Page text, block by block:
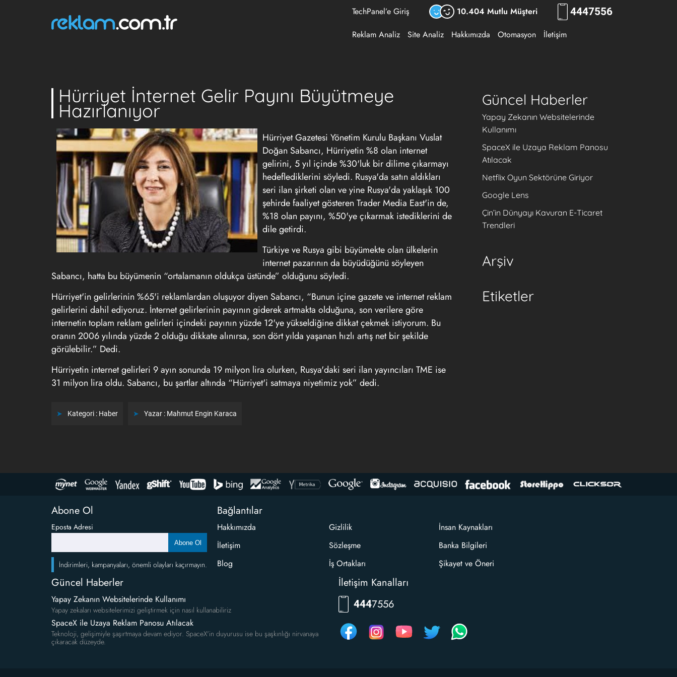
TechPanel’e Giriş 10.404 Mutlu Müşteri 4447556
Reklam Analiz Site Analiz Hakkımızda Otomasyon İletişim
Hürriyet İnternet Gelir Payını Büyütmeye
Hazırlanıyor
Hürriyet Gazetesi Yönetim Kurulu Başkanı Vuslat
Doğan Sabancı, Hürriyetin %8 olan internet
gelirini, 5 yıl içinde %30'luk bir dilime çıkarmayı
hedeflediklerini söyledi. Rusya'da satın aldıkları
seri ilan şirketi olan ve yine Rusya'da yaklaşık 100
şehirde faaliyet gösteren Trader Media East'in de,
%18 olan payını, %50'ye çıkarmak istediklerini de
dile getirdi.
Türkiye ve Rusya gibi büyümekte olan ülkelerin
internet pazarının da büyüdüğünü söyleyen
Sabancı, hatta bu büyümenin “ortalamanın oldukça üstünde” olduğunu söyledi.
Hürriyet'in gelirlerinin %65'i reklamlardan oluşuyor diyen Sabancı, “Bunun içine gazete ve internet reklam
gelirlerini dahil ediyoruz. İnternet gelirlerinin payının giderek artmakta olduğuna, son verilere göre
internetin toplam reklam gelirleri içindeki payının yüzde 12'ye yükseldiğine dikkat çekmek istiyorum. Bu
oranın 2006 yılında yüzde 2 olduğu dikkate alınırsa, son dört yılda yaşanan hızlı artış net bir şekilde
görülebilir.” Dedi.
Hürriyetin internet gelirleri 9 ayın sonunda 19 milyon lira olurken, Rusya'daki seri ilan yayıncıları TME ise
31 milyon lira oldu. Sabancı, bu şartlar altında “Hürriyet'i satmaya niyetimiz yok” dedi.
Kategori : Haber Yazar : Mahmut Engin Karaca
Güncel Haberler
Yapay Zekanın Websitelerinde
Kullanımı
SpaceX ile Uzaya Reklam Panosu
Atılacak
Netflix Oyun Sektörüne Giriyor
Google Lens
Çin’in Dünyayı Kavuran E-Ticaret
Trendleri
Arşiv
Etiketler
Abone Ol
Eposta Adresi
Abone Ol
İndirimleri, kampanyaları, önemli olayları kaçırmayın.
Güncel Haberler
Yapay Zekanın Websitelerinde Kullanımı
Yapay zekaları websitelerimizi geliştirmek için nasıl kullanabiliriz
SpaceX ile Uzaya Reklam Panosu Atılacak
Teknoloji, gelişimiyle şaşırtmaya devam ediyor. SpaceX'in duyurusu ise bu şaşkınlığı nirvanaya
çıkaracak düzeyde.
Bağlantılar
Hakkımızda
İletişim
Blog
Gizlilik
Sözleşme
İş Ortakları
İnsan Kaynakları
Banka Bilgileri
Şikayet ve Öneri
İletişim Kanalları
4447556